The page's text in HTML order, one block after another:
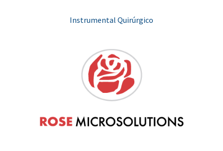
Instrumental Quirúrgico